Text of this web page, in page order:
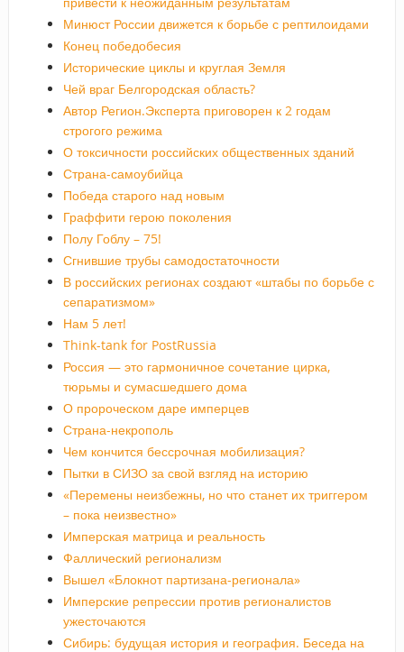
Минюст России движется к борьбе с рептилоидами
Конец победобесия
Исторические циклы и круглая Земля
Чей враг Белгородская область?
Автор Регион.Эксперта приговорен к 2 годам
строгого режима
О токсичности российских общественных зданий
Страна-самоубийца
Победа старого над новым
Граффити герою поколения
Полу Гоблу – 75!
Сгнившие трубы самодостаточности
В российских регионах создают «штабы по борьбе с
сепаратизмом»
Нам 5 лет!
Think-tank for PostRussia
Россия — это гармоничное сочетание цирка,
тюрьмы и сумасшедшего дома
О пророческом даре имперцев
Страна-некрополь
Чем кончится бессрочная мобилизация?
Пытки в СИЗО за свой взгляд на историю
«Перемены неизбежны, но что станет их триггером
– пока неизвестно»
Имперская матрица и реальность
Фаллический регионализм
Вышел «Блокнот партизана-регионала»
Имперские репрессии против регионалистов
ужесточаются
Сибирь: будущая история и география. Беседа на